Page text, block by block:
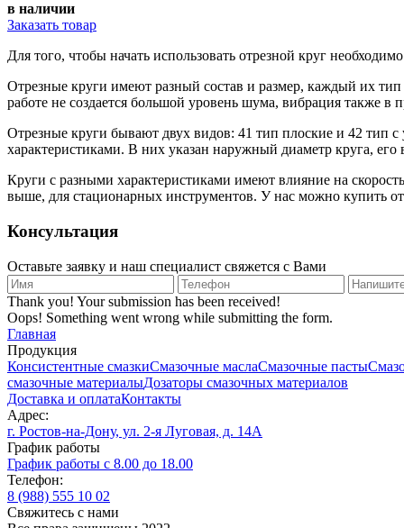
в наличии
Заказать товар
Для того, чтобы начать использовать отрезной круг
Отрезные круги имеют разный состав и размер, каждый их
работе не создается большой уровень шума, вибрация также в
Отрезные круги бывают двух видов: 41 тип плоские и 42 тип
характеристиками. В них указан наружный диаметр круга,
Круги с разными характеристиками имеют влияние на
выше, для стационарных инструментов. У нас можно купить
Консультация
Оставьте заявку и наш специалист свяжется с Вами
Thank you! Your submission has been received!
Oops! Something went wrong while submitting the form.
Главная
Продукция
Консистентные смазкиСмазочные маслаСмазочные пасты
смазочные материалыДозаторы смазочных материалов
Доставка и оплатаКонтакты
Адрес:
г. Ростов-на-Дону, ул. 2-я Луговая, д. 14А
График работы
График работы с 8.00 до 18.00
Телефон:
8 (988) 555 10 02
Cвяжитесь с нами